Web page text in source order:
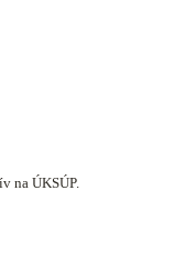
na ÚKSÚP.